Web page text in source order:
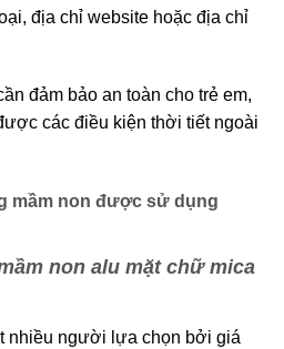
địa chỉ website hoặc địa chỉ
đảm bảo an toàn cho trẻ em,
các điều kiện thời tiết ngoài
mầm non được sử dụng
non alu mặt chữ mica
nhiều người lựa chọn bởi giá